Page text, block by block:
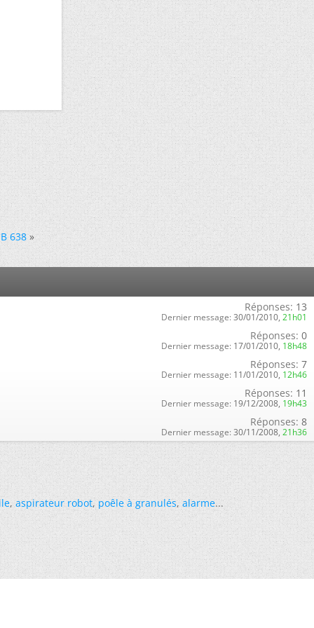
638 »
Réponses: 13
Dernier message: 30/01/2010, 21h01
Réponses: 0
Dernier message: 17/01/2010, 18h48
Réponses: 7
Dernier message: 11/01/2010, 12h46
Réponses: 11
Dernier message: 19/12/2008, 19h43
Réponses: 8
Dernier message: 30/11/2008, 21h36
,aspirateur robot,poêle à granulés,alarme...